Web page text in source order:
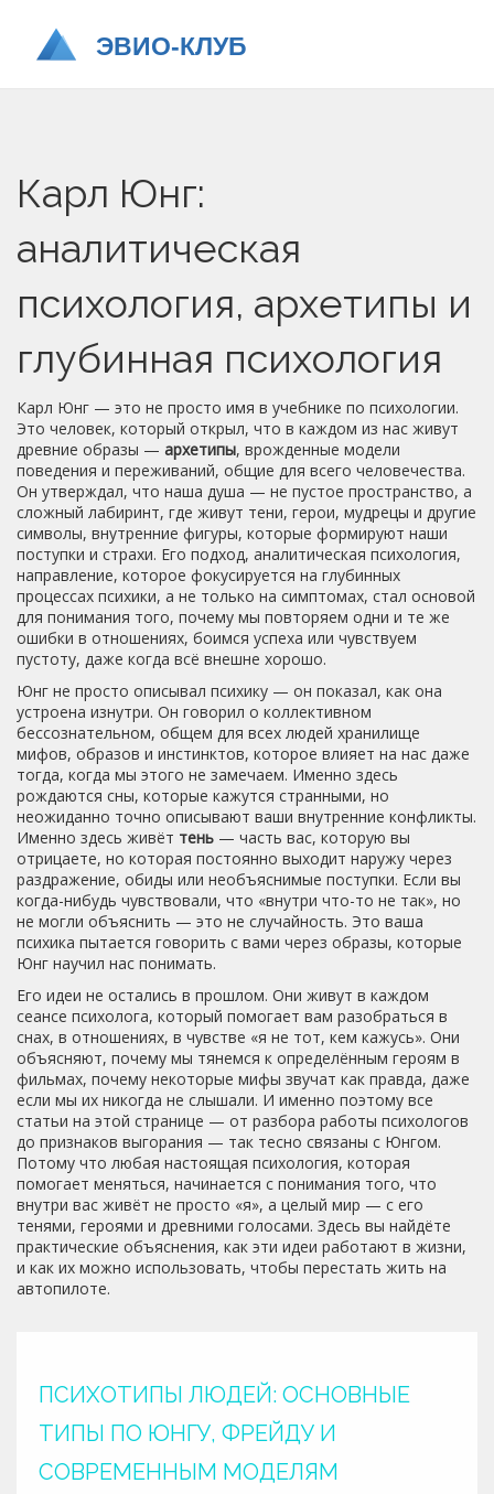
Карл Юнг:
аналитическая
психология, архетипы и
глубинная психология
Карл Юнг — это не просто имя в учебнике по психологии.
Это человек, который открыл, что в каждом из нас живут
древние образы — архетипы, врожденные модели
поведения и переживаний, общие для всего человечества.
Он утверждал, что наша душа — не пустое пространство, а
сложный лабиринт, где живут тени, герои, мудрецы и другие
символы, внутренние фигуры, которые формируют наши
поступки и страхи. Его подход, аналитическая психология,
направление, которое фокусируется на глубинных
процессах психики, а не только на симптомах, стал основой
для понимания того, почему мы повторяем одни и те же
ошибки в отношениях, боимся успеха или чувствуем
пустоту, даже когда всё внешне хорошо.
Юнг не просто описывал психику — он показал, как она
устроена изнутри. Он говорил о коллективном
бессознательном, общем для всех людей хранилище
мифов, образов и инстинктов, которое влияет на нас даже
тогда, когда мы этого не замечаем. Именно здесь
рождаются сны, которые кажутся странными, но
неожиданно точно описывают ваши внутренние конфликты.
Именно здесь живёт тень — часть вас, которую вы
отрицаете, но которая постоянно выходит наружу через
раздражение, обиды или необъяснимые поступки. Если вы
когда-нибудь чувствовали, что «внутри что-то не так», но
не могли объяснить — это не случайность. Это ваша
психика пытается говорить с вами через образы, которые
Юнг научил нас понимать.
Его идеи не остались в прошлом. Они живут в каждом
сеансе психолога, который помогает вам разобраться в
снах, в отношениях, в чувстве «я не тот, кем кажусь». Они
объясняют, почему мы тянемся к определённым героям в
фильмах, почему некоторые мифы звучат как правда, даже
если мы их никогда не слышали. И именно поэтому все
статьи на этой странице — от разбора работы психологов
до признаков выгорания — так тесно связаны с Юнгом.
Потому что любая настоящая психология, которая
помогает меняться, начинается с понимания того, что
внутри вас живёт не просто «я», а целый мир — с его
тенями, героями и древними голосами. Здесь вы найдёте
практические объяснения, как эти идеи работают в жизни,
и как их можно использовать, чтобы перестать жить на
автопилоте.
ПСИХОТИПЫ ЛЮДЕЙ: ОСНОВНЫЕ
ТИПЫ ПО ЮНГУ, ФРЕЙДУ И
СОВРЕМЕННЫМ МОДЕЛЯМ